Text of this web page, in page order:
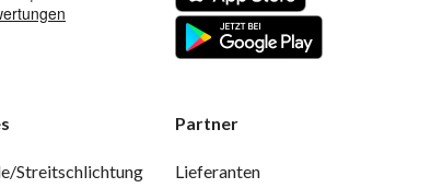
Streitschlichtung
Partner
Lieferanten